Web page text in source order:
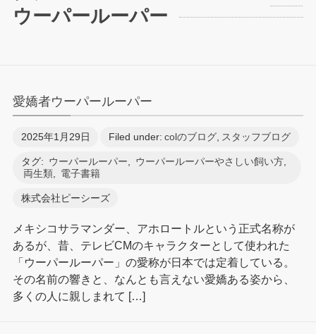
ウーパールーパー
愛嬌者ウーパールーパー
2025年1月29日 Filed under: colのブログ, スタッフブログ
タグ: ウーパールーパー ウーパールーパーやさしい飼い方,
両生類
電子書籍
株式会社ピーシーズ
メキシコサラマンダー、アホロートルという正式名称が
あるが、昔、テレビCMのキャラクターとして使われた
「ウーパールーパー」の愛称が日本では定着している。
その名前の響きと、なんとも言えない愛嬌ある姿から、
多くの人に親しまれて […]